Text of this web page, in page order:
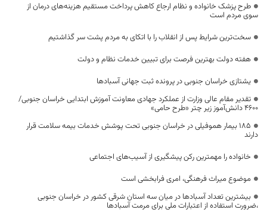
طرح پزشک خانواده و نظام ارجاع کاهش پرداخت مستقیم هزینه‌های درمان از
سوی مردم است
سخت‌ترین شرایط پس از انقلاب را با اتکای به مردم پشت سر گذاشتیم
هفته دولت بهترین فرصت برای تبیین خدمات نظام و دولت
یشتازی خراسان جنوبی در پرونده ثبت جهانی آسبادها
تقدیر مقام عالی وزارت از عملکرد جهادی معاونت آموزش ابتدایی خراسان جنوبی/
۴۶۰۰ دانش‌آموز زیر چتر «طرح حامی»
۱۸۵ بیمار هموفیلی در خراسان جنوبی تحت پوشش خدمات بیمه سلامت قرار
دارند
خانواده را مهمترین رکن پیشگیری از آسیب‌های اجتماعی
موضوع میراث فرهنگی، امری فرابخشی است
بیشترین تعداد آسبادها در میان سه استان شرقی کشور در خراسان جنوبی
،ضرورت استفاده از اعتبارات ملی برای مرمت آسبادها